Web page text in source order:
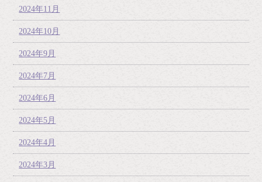
2024年11月
2024年10月
2024年9月
2024年7月
2024年6月
2024年5月
2024年4月
2024年3月